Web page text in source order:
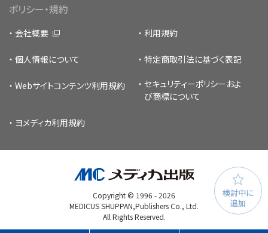
検討中に
追加
ポリシー・規約
会社概要 利用規約
個人情報について 特定商取引法に基づく表記
Webサイトコンテンツ利用規約 セキュリティーポリシー およ
び商標について
ヨメディカ利用規約
Copyright © 1996 -2026
MEDICUS SHUPPAN,Publishers Co., Ltd.
All Rights Reserved.